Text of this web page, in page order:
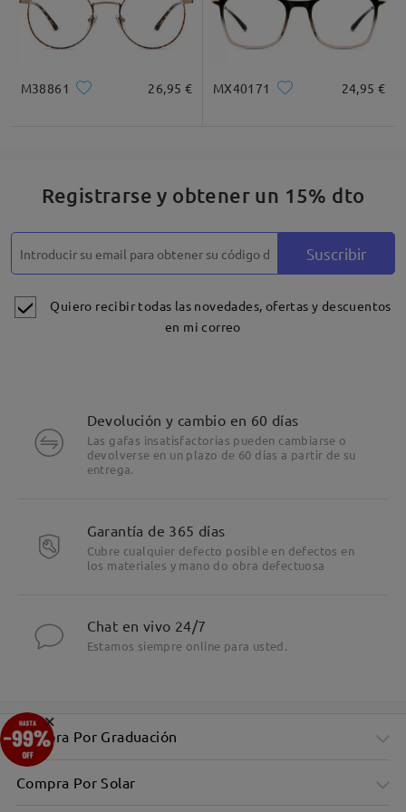
M38861 26,95 € MX40171 24,95 €
Registrarse y obtener un 15% dto
Suscribir
Quiero recibir todas las novedades, ofertas y descuentos
en mi correo
Devolución y cambio en 60 días
Las gafas insatisfactorias pueden cambiarse o
devolverse en un plazo de 60 días a partir de su
entrega.
Garantía de 365 días
Cubre cualquier defecto posible en defectos en
los materiales y mano do obra defectuosa
Chat en vivo 24/7
Estamos siempre online para usted.
Compra Por Graduación
Compra Por Solar
×